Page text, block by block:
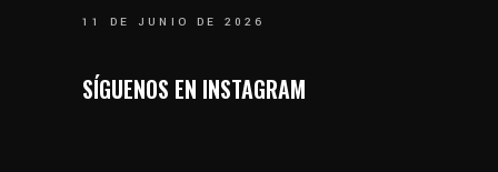
11 DE JUNIO DE 2026
SÍGUENOS EN INSTAGRAM